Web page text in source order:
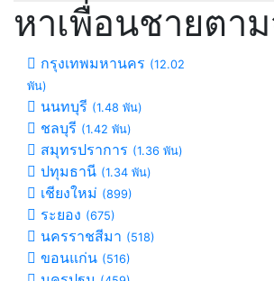
หาเพื่อนชายตา
กรุงเทพมหานคร (12.02
พัน)
นนทบุรี (1.48 พัน)
ชลบุรี (1.42 พัน)
สมุทรปราการ (1.36 พัน)
ปทุมธานี (1.34 พัน)
เชียงใหม่ (899)
ระยอง (675)
นครราชสีมา (518)
ขอนแก่น (516)